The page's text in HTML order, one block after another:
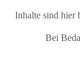
Inhalte sind hier
Bei